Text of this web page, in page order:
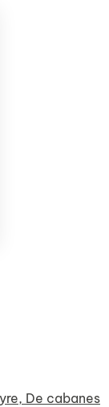
De cabanes